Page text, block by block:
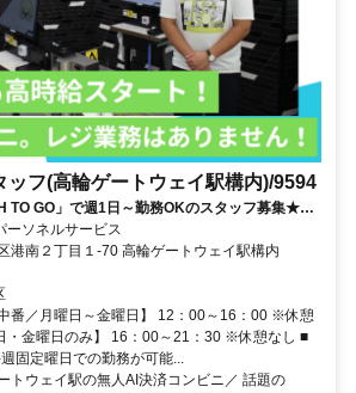
ッフ(高輪ゲートウェイ駅構内)/9594
TO GO」で週1日～勤務OKのスタッフ募集★服
ーソネルサービス
京都港区港南２丁目１-70 高輪ゲートウェイ駅構内
番／月曜日～金曜日】 12：00～16：00 ※休憩
・金曜日のみ】 16：00～21：30 ※休憩なし ■
固定曜日での勤務が可能...
トウェイ駅の無人AI決済コンビニ／ 話題の